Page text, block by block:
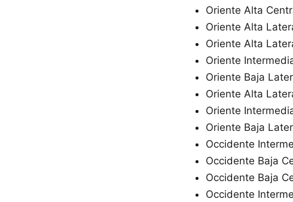
Oriente Alta
Oriente Alta
Oriente Alta
Oriente
Oriente Baja
Oriente Alta
Oriente
Oriente Baja
Occidente
Occidente Baja
Occidente Baja
Occidente